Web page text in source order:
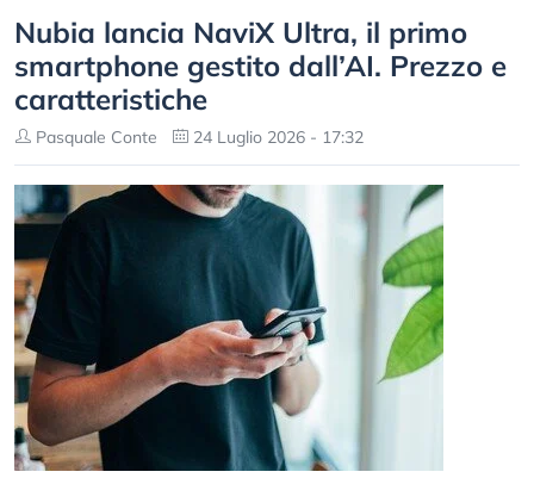
Nubia lancia NaviX Ultra, il primo
smartphone gestito dall’AI. Prezzo e
caratteristiche
Pasquale Conte 24 Luglio 2026 - 17:32